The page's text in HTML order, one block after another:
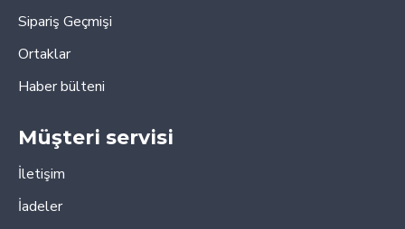
Sipariş Geçmişi
Ortaklar
Haber bülteni
Müşteri servisi
İletişim
İadeler